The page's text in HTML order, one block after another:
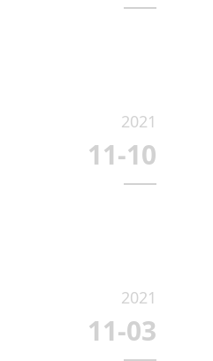
2021
11-10
2021
11-03